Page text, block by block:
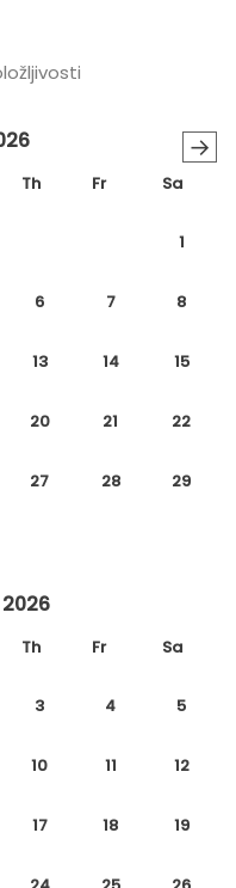
→
Th Fr Sa
1
6 7 8
13 14 15
20 21 22
27 28 29
Th Fr Sa
3 4 5
10 11 12
17 18 19